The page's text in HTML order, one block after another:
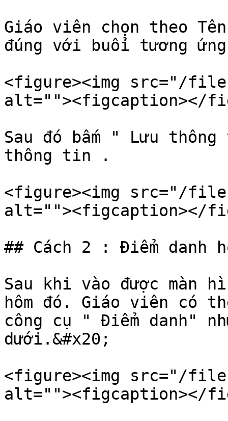
Giáo viên chọn theo
đúng với buổi tương
<figure><img src="/
alt=""><figcaption></
Sau đó bấm " Lưu
thông tin .
<figure><img src="/files/
alt=""><figcaption></
## Cách 2 : Điểm danh
Sau khi vào được màn
hôm đó. Giáo viên có
công cụ " Điểm danh"
dưới.&#x20;
<figure><img src="/
alt=""><figcaption></